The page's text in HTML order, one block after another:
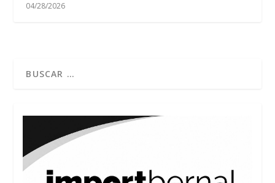
04/28/2026